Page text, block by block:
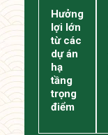
Hưởng
lợi lớn
từ các
dự án
hạ
tầng
trọng
điểm